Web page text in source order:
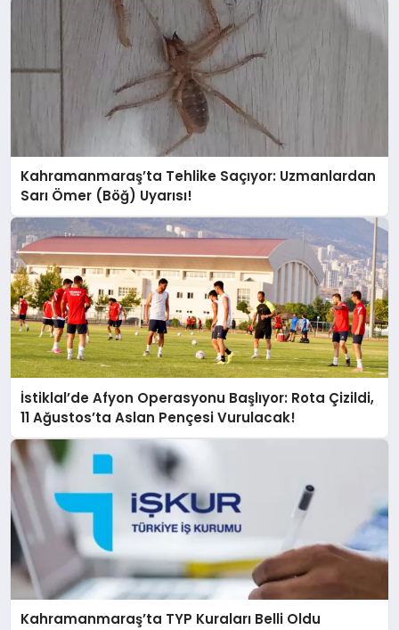
Kahramanmaraş’ta Tehlike Saçıyor: Uzmanlardan
Sarı Ömer (Böğ) Uyarısı!
İstiklal’de Afyon Operasyonu Başlıyor: Rota Çizildi,
11 Ağustos’ta Aslan Pençesi Vurulacak!
Kahramanmaraş’ta TYP Kuraları Belli Oldu